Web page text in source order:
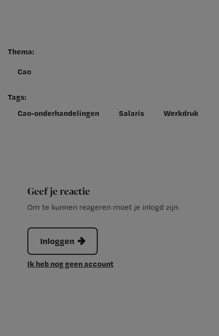
Thema:
Cao
Tags:
Cao-onderhandelingen
Salaris Werkdruk
Geef je reactie
Om te kunnen reageren moet je inlogd zijn.
Inloggen
Ik heb nog geen account